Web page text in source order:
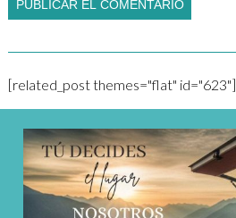
[related_post themes="flat" id="623"]